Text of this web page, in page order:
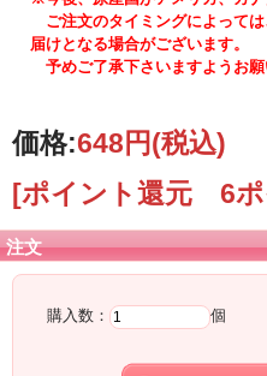
ご注文のタイミングによって
届けとなる場合がございます。
予めご了承下さいますよう
価格:648円(税込)
[ポイント還元 6ポ
注文
購入数： 個